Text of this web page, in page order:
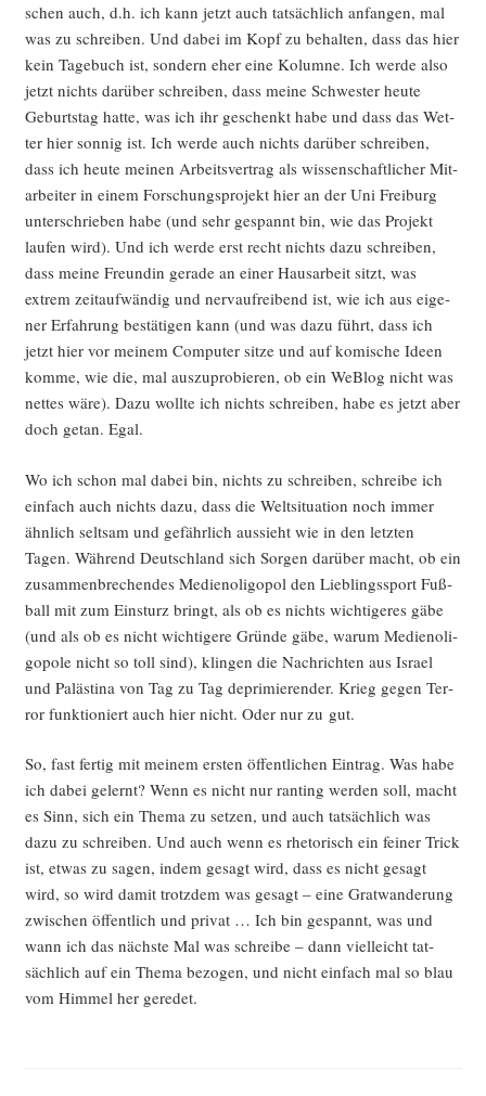
schen auch, d.h. ich kann jetzt auch tat­säch­lich anfan­gen, mal
was zu schrei­ben. Und dabei im Kopf zu behal­ten, dass das hier
kein Tage­buch ist, son­dern eher eine Kolum­ne. Ich wer­de also
jetzt nichts dar­über schrei­ben, dass mei­ne Schwes­ter heu­te
Geburts­tag hat­te, was ich ihr geschenkt habe und dass das Wet­
ter hier son­nig ist. Ich wer­de auch nichts dar­über schrei­ben,
dass ich heu­te mei­nen Arbeits­ver­trag als wis­sen­schaft­li­cher Mit­
ar­bei­ter in einem For­schungs­pro­jekt hier an der Uni Frei­burg
unter­schrie­ben habe (und sehr gespannt bin, wie das Pro­jekt
lau­fen wird). Und ich wer­de erst recht nichts dazu schrei­ben,
dass mei­ne Freun­din gera­de an einer Haus­ar­beit sitzt, was
extrem zeit­auf­wän­dig und nerv­auf­rei­bend ist, wie ich aus eige­
ner Erfah­rung bestä­ti­gen kann (und was dazu führt, dass ich
jetzt hier vor mei­nem Com­pu­ter sit­ze und auf komi­sche Ideen
kom­me, wie die, mal aus­zu­pro­bie­ren, ob ein WeB­log nicht was
net­tes wäre). Dazu woll­te ich nichts schrei­ben, habe es jetzt aber
doch getan. Egal.
Wo ich schon mal dabei bin, nichts zu schrei­ben, schrei­be ich
ein­fach auch nichts dazu, dass die Welt­si­tua­ti­on noch immer
ähn­lich selt­sam und gefähr­lich aus­sieht wie in den letz­ten
Tagen. Wäh­rend Deutsch­land sich Sor­gen dar­über macht, ob ein
zusam­men­bre­chen­des Medi­en­oli­go­pol den Lieb­lings­sport Fuß­
ball mit zum Ein­sturz bringt, als ob es nichts wich­ti­ge­res gäbe
(und als ob es nicht wich­ti­ge­re Grün­de gäbe, war­um Medi­en­oli­
go­po­le nicht so toll sind), klin­gen die Nach­rich­ten aus Isra­el
und Paläs­ti­na von Tag zu Tag depri­mie­ren­der. Krieg gegen Ter­
ror funk­tio­niert auch hier nicht. Oder nur zu gut.
So, fast fer­tig mit mei­nem ers­ten öffent­li­chen Ein­trag. Was habe
ich dabei gelernt? Wenn es nicht nur ran­ting wer­den soll, macht
es Sinn, sich ein The­ma zu set­zen, und auch tat­säch­lich was
dazu zu schrei­ben. Und auch wenn es rhe­to­risch ein fei­ner Trick
ist, etwas zu sagen, indem gesagt wird, dass es nicht gesagt
wird, so wird damit trotz­dem was gesagt – eine Grat­wan­de­rung
zwi­schen öffent­lich und pri­vat … Ich bin gespannt, was und
wann ich das nächs­te Mal was schrei­be – dann viel­leicht tat­
säch­lich auf ein The­ma bezo­gen, und nicht ein­fach mal so blau
vom Him­mel her geredet.